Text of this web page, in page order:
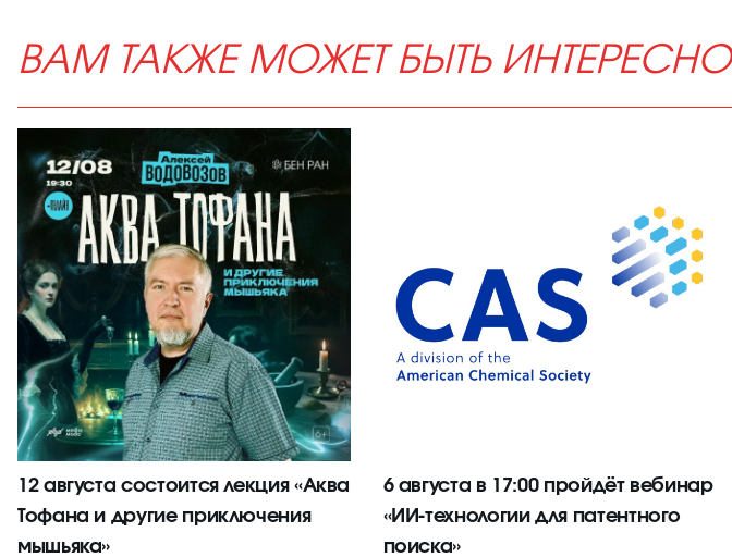
ВАМ ТАКЖЕ МОЖЕТ БЫТЬ ИНТЕРЕСНО
12 августа состоится лекция «Аква
Тофана и другие приключения
мышьяка»
6 августа в 17:00 пройдёт вебинар
«ИИ-технологии для патентного
поиска»